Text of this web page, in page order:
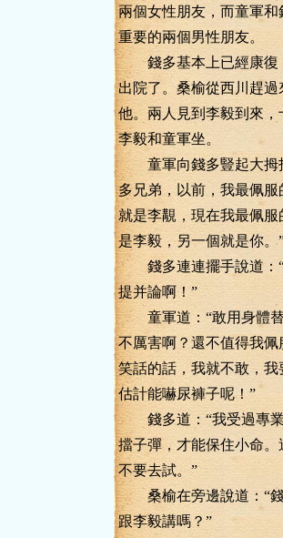
兩個女性朋友，而童軍
重要的兩個男性朋友。
錢多基本上已經康復
出院了。桑榆從西川趕
他。兩人見到李毅到來
李毅和童軍坐。
童軍向錢多豎起大拇
多兄弟，以前，我最佩
就是李覯，現在我最佩
是李毅，另一個就是你。
錢多連連擺手說道：“
提并論啊！”
童軍道：“敢用身體替
不厲害啊？還不值得我
笑話的話，我就不敢，我
估計能嚇尿褲子呢！”
錢多道：“我受過專業
擋子彈，才能保住小命
不要去試。”
桑榆在旁邊說道：“錢
跟李毅講嗎？”